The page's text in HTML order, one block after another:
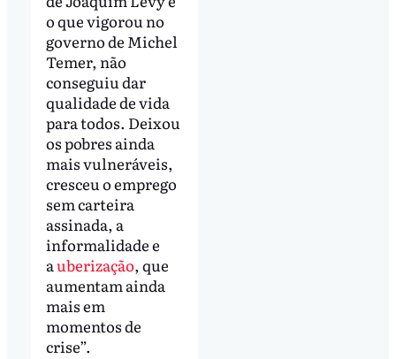
o que vigorou no
governo de Michel
Temer, não
conseguiu dar
qualidade de vida
para todos. Deixou
os pobres ainda
mais vulneráveis,
cresceu o emprego
sem carteira
assinada, a
informalidade e
auberização, que
aumentam ainda
mais em
momentos de
crise”.